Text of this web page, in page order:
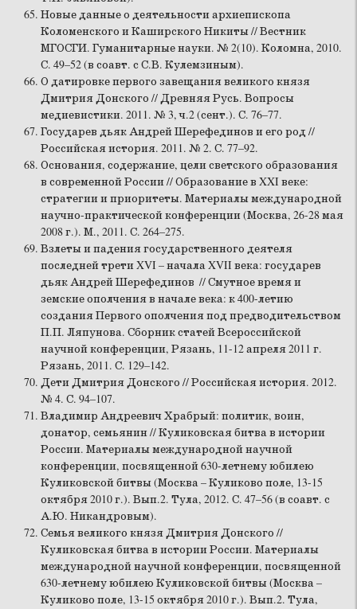
Новые данные о деятельности архиепископа
Коломенского и Каширского Никиты // Вестник
МГОСГИ. Гуманитарные науки. № 2(10). Коломна, 2010.
С. 49–52 (в соавт. с С.В. Кулемзиным).
О датировке первого завещания великого князя
Дмитрия Донского // Древняя Русь. Вопросы
медиевистики. 2011. № 3, ч.2 (сент.). С. 76–77.
Государев дьяк Андрей Шерефединов и его род //
Российская история. 2011. № 2. С. 77–92.
Основания, содержание, цели светского образования
в современной России // Образование в XXI веке:
стратегии и приоритеты. Материалы международной
научно-практической конференции (Москва, 26-28 мая
2008 г.). М., 2011. С. 264–275.
Взлеты и падения государственного деятеля
последней трети XVI – начала XVII века: государев
дьяк Андрей Шерефединов // Смутное время и
земские ополчения в начале века: к 400-летию
создания Первого ополчения под предводительством
П.П. Ляпунова. Сборник статей Всероссийской
научной конференции, Рязань, 11-12 апреля 2011 г.
Рязань, 2011. С. 129–142.
Дети Дмитрия Донского // Российская история. 2012.
№ 4. С. 94–107.
Владимир Андреевич Храбрый: политик, воин,
донатор, семьянин // Куликовская битва в истории
России. Материалы международной научной
конференции, посвященной 630-летнему юбилею
Куликовской битвы (Москва – Куликово поле, 13-15
октября 2010 г.). Вып.2. Тула, 2012. С. 47–56 (в соавт. с
А.Ю. Никандровым).
Семья великого князя Дмитрия Донского //
Куликовская битва в истории России. Материалы
международной научной конференции, посвященной
630-летнему юбилею Куликовской битвы (Москва –
Куликово поле, 13-15 октября 2010 г.). Вып.2. Тула,